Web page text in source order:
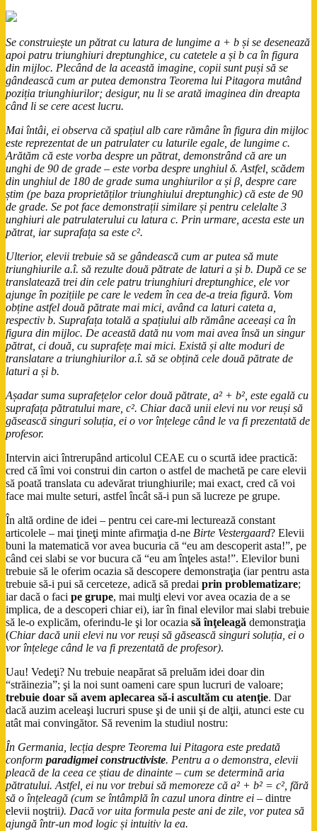
Se construiește un pătrat cu latura de lungime a + b și se desenează
apoi patru triunghiuri dreptunghice, cu catetele a și b ca în figura
din mijloc. Plecând de la această imagine, copii sunt puși să se
gândească cum ar putea demonstra Teorema lui Pitagora mutând
poziția triunghiurilor; desigur, nu li se arată imaginea din dreapta
când li se cere acest lucru.
Mai întâi, ei observa că spațiul alb care rămâne în figura din mijloc
este reprezentat de un patrulater cu laturile egale, de lungime c.
Arătăm că este vorba despre un pătrat, demonstrând că are un
unghi de 90 de grade – este vorba despre unghiul δ. Astfel, scădem
din unghiul de 180 de grade suma unghiurilor α și β, despre care
știm (pe baza proprietăților triunghiului dreptunghic) că este de 90
de grade. Se pot face demonstrații similare și pentru celelalte 3
unghiuri ale patrulaterului cu latura c. Prin urmare, acesta este un
pătrat, iar suprafața sa este c².
Ulterior, elevii trebuie să se gândească cum ar putea să mute
triunghiurile a.î. să rezulte două pătrate de laturi a și b. După ce se
translatează trei din cele patru triunghiuri dreptunghice, ele vor
ajunge în pozițiile pe care le vedem în cea de-a treia figură. Vom
obține astfel două pătrate mai mici, având ca laturi cateta a,
respectiv b. Suprafața totală a spațiului alb rămâne aceeași ca în
figura din mijloc. De această dată nu vom mai avea însă un singur
pătrat, ci două, cu suprafețe mai mici. Există și alte moduri de
translatare a triunghiurilor a.î. să se obțină cele două pătrate de
laturi a și b.
Așadar suma suprafețelor celor două pătrate, a² + b², este egală cu
suprafața pătratului mare, c². Chiar dacă unii elevi nu vor reuși să
găsească singuri soluția, ei o vor înțelege când le va fi prezentată de
profesor.
Intervin aici întrerupând articolul CEAE cu o scurtă idee practică:
cred că îmi voi construi din carton o astfel de machetă pe care elevii
să poată translata cu adevărat triunghiurile; mai exact, cred că voi
face mai multe seturi, astfel încât să-i pun să lucreze pe grupe.
În altă ordine de idei – pentru cei care-mi lecturează constant
articolele – mai ţineţi minte afirmaţia d-ne Birte Vestergaard? Elevii
buni la matematică vor avea bucuria că “eu am descoperit asta!”, pe
când cei slabi se vor bucura că “eu am înţeles asta!”. Elevilor buni
trebuie să le oferim ocazia să descopere demonstraţia (iar pentru asta
trebuie să-i pui să cerceteze, adică să predai prin problematizare;
iar dacă o faci pe grupe, mai mulţi elevi vor avea ocazia de a se
implica, de a descoperi chiar ei), iar în final elevilor mai slabi trebuie
să le-o explicăm, oferindu-le şi lor ocazia să înţeleagă demonstraţia
(Chiar dacă unii elevi nu vor reuși să găsească singuri soluția, ei o
vor înțelege când le va fi prezentată de profesor).
Uau! Vedeţi? Nu trebuie neapărat să preluăm idei doar din
“străinezia”; şi la noi sunt oameni care spun lucruri de valoare;
trebuie doar să avem aplecarea să-i ascultăm cu atenţie. Dar
dacă auzim aceleaşi lucruri spuse şi de unii şi de alţii, atunci este cu
atât mai convingător. Să revenim la studiul nostru:
În Germania, lecția despre Teorema lui Pitagora este predată
conform paradigmei constructiviste. Pentru a o demonstra, elevii
pleacă de la ceea ce știau de dinainte – cum se determină aria
pătratului. Astfel, ei nu vor trebui să memoreze că a² + b² = c², fără
să o înțeleagă (cum se întâmplă în cazul unora dintre ei – dintre
elevii noştrii). Dacă vor uita formula peste ani de zile, vor putea să
ajungă într-un mod logic și intuitiv la ea.